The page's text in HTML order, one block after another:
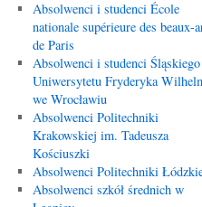
Absolwenci i studenci École
nationale supérieure des beaux-
de Paris
Absolwenci i studenci Śląskiego
Uniwersytetu Fryderyka
we Wrocławiu
Absolwenci Politechniki
Krakowskiej im. Tadeusza
Kościuszki
Absolwenci Politechniki
Absolwenci szkół średnich w